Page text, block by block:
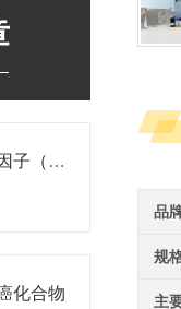
大鼠脑多巴胺神经营养因子（CDNF）ELISA试剂盒
化合物
品
规
主